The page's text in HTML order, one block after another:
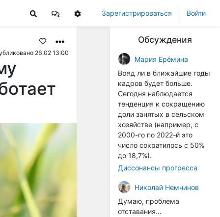
Зарегистрироваться Войти
26.02 13:00
Обсуждения
Мария Ерёмина
Вряд ли в ближайшие годы
кадров будет больше.
Сегодня наблюдается
тенденция к сокращению
доли занятых в сельском
хозяйстве (например, с
2000-го по 2022-й это
число сократилось с 50%
до 18,7%).
Диссонансы прогресса
Николай Немчинов
Думаю, проблема
отставания